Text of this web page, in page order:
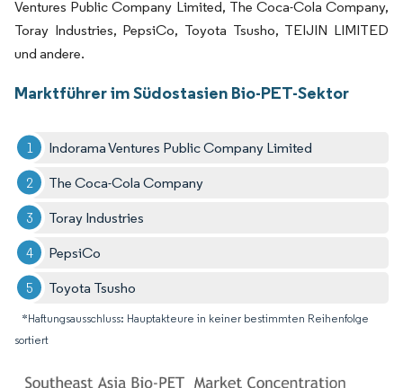
Ventures Public Company Limited, The Coca-Cola Company,
Toray Industries, PepsiCo, Toyota Tsusho, TEIJIN LIMITED
und andere.
Marktführer im Südostasien Bio-PET-Sektor
Indorama Ventures Public Company Limited
The Coca-Cola Company
Toray Industries
PepsiCo
Toyota Tsusho
*Haftungsausschluss: Hauptakteure in keiner bestimmten Reihenfolge
sortiert